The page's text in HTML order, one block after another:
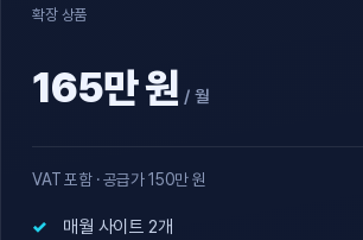
확장 상품
165만 원 / 월
VAT 포함 · 공급가 150만 원
매월 사이트 2개